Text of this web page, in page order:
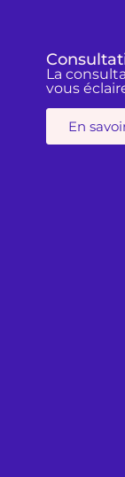
La
vous
En